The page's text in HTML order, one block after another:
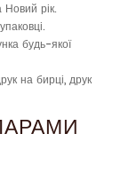
рік.
будь-якої
на бирці, друк